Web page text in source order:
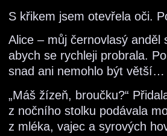
S křikem jsem otevřela oči.
Alice – můj černovlasý
abych se rychleji probrala.
snad ani nemohlo být větší…
„Máš žízeň, broučku?“
z nočního stolku podávala
z mléka, vajec a syrových